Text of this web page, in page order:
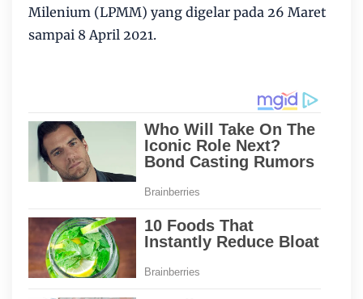
Milenium (LPMM) yang digelar pada 26 Maret
sampai 8 April 2021.